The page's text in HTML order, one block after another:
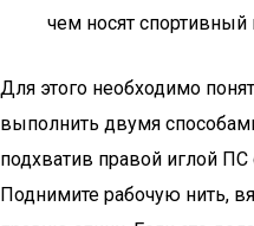
чем носят
Для этого необходимо
выполнить двумя
подхватив правой иглой ПС
Поднимите рабочую нить,